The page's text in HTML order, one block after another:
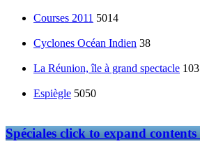
Courses 2011 5014
Cyclones Océan Indien 38
La Réunion, île à grand spectacle 103
Espiègle 5050
Spécialesclick to expand contents